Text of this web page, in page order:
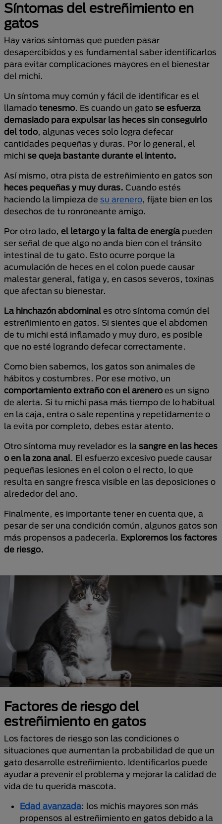
Síntomas del estreñimiento en
gatos
Hay varios síntomas que pueden pasar
desapercibidos y es fundamental saber identificarlos
para evitar complicaciones mayores en el bienestar
del michi.
Un síntoma muy común y fácil de identificar es el
llamado tenesmo. Es cuando un gato se esfuerza
demasiado para expulsar las heces sin conseguirlo
del todo, algunas veces solo logra defecar
cantidades pequeñas y duras. Por lo general, el
michi se queja bastante durante el intento.
Así mismo, otra pista de estreñimiento en gatos son
heces pequeñas y muy duras. Cuando estés
haciendo la limpieza de su arenero, fíjate bien en los
desechos de tu ronroneante amigo.
Por otro lado, el letargo y la falta de energía pueden
ser señal de que algo no anda bien con el tránsito
intestinal de tu gato. Esto ocurre porque la
acumulación de heces en el colon puede causar
malestar general, fatiga y, en casos severos, toxinas
que afectan su bienestar.
La hinchazón abdominal es otro síntoma común del
estreñimiento en gatos. Si sientes que el abdomen
de tu michi está inflamado y muy duro, es posible
que no esté logrando defecar correctamente.
Como bien sabemos, los gatos son animales de
hábitos y costumbres. Por ese motivo, un
comportamiento extraño con el arenero es un signo
de alerta. Si tu michi pasa más tiempo de lo habitual
en la caja, entra o sale repentina y repetidamente o
la evita por completo, debes estar atento.
Otro síntoma muy revelador es la sangre en las heces
o en la zona anal. El esfuerzo excesivo puede causar
pequeñas lesiones en el colon o el recto, lo que
resulta en sangre fresca visible en las deposiciones o
alrededor del ano.
Finalmente, es importante tener en cuenta que, a
pesar de ser una condición común, algunos gatos son
más propensos a padecerla. Exploremos los factores
de riesgo.
Factores de riesgo del
estreñimiento en gatos
Los factores de riesgo son las condiciones o
situaciones que aumentan la probabilidad de que un
gato desarrolle estreñimiento. Identificarlos puede
ayudar a prevenir el problema y mejorar la calidad de
vida de tu querida mascota.
Edad avanzada: los michis mayores son más
propensos al estreñimiento en gatos debido a la